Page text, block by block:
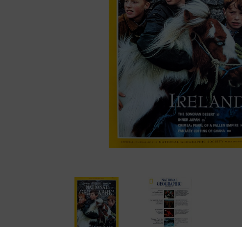
Cámaras disc
Cámaras instantáneas
Cámaras miniatura
Cámaras réflex de 2
objetivos
Cámaras réflex de 35 mm
Cámaras telemétricas
Proyectores
Súper 8